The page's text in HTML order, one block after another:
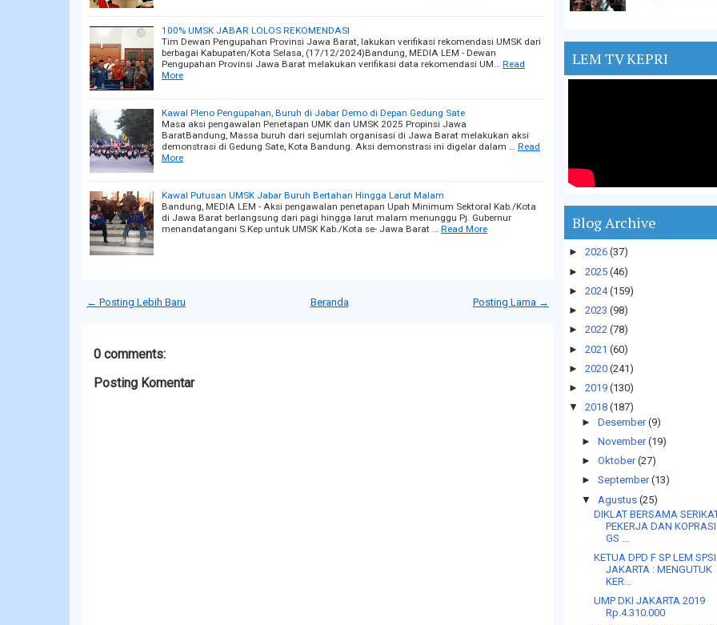
100% UMSK JABAR LOLOS REKOMENDASI
Tim Dewan Pengupahan Provinsi Jawa Barat, lakukan verifikasi rekomendasi UMSK dari
berbagai Kabupaten/Kota Selasa, (17/12/2024)Bandung, MEDIA LEM - Dewan
Pengupahan Provinsi Jawa Barat melakukan verifikasi data rekomendasi UM…
Read
More
Kawal Pleno Pengupahan, Buruh di Jabar Demo di Depan Gedung Sate
Masa aksi pengawalan Penetapan UMK dan UMSK 2025 Propinsi Jawa
BaratBandung, Massa buruh dari sejumlah organisasi di Jawa Barat melakukan aksi
demonstrasi di Gedung Sate, Kota Bandung. Aksi demonstrasi ini digelar dalam …
Read
More
Kawal Putusan UMSK Jabar Buruh Bertahan Hingga Larut Malam
Bandung, MEDIA LEM - Aksi pengawalan penetapan Upah Minimum Sektoral Kab./Kota
di Jawa Barat berlangsung dari pagi hingga larut malam menunggu Pj. Gubernur
menandatangani S.Kep untuk UMSK Kab./Kota se- Jawa Barat …
Read More
← Posting Lebih Baru Posting Lama →
Beranda
0 comments:
Posting Komentar
LEM TV KEPRI
Blog Archive
► 2026 (37)
► 2025 (46)
► 2024 (159)
► 2023 (98)
► 2022 (78)
► 2021 (60)
► 2020 (241)
► 2019 (130)
▼
2018 (187)
► Desember (9)
► November (19)
► Oktober (27)
► September (13)
▼
Agustus (25)
DIKLAT BERSAMA
PEKERJA DAN KOPRASI
GS ...
KETUA DPD F SP LEM
JAKARTA : MENGUTUK
KER...
UMP DKI JAKARTA 2019
Rp.4.310.000